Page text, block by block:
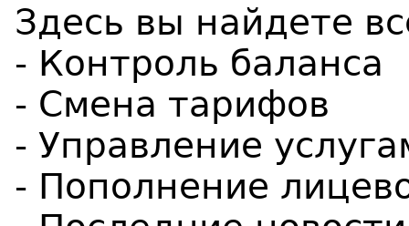
Здесь вы найдете
- Контроль баланса
- Смена тарифов
- Управление
- Пополнение